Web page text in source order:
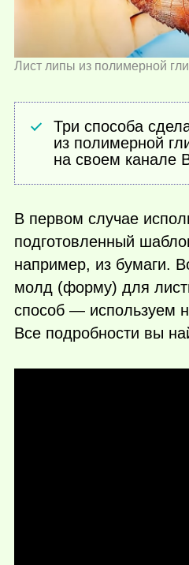
Лист липы из полимерной
Три способа
из полимерной
на своем канале
В первом случае
подготовленный
например, из бумаги.
молд (форму) для
способ — используем
Все подробности вы